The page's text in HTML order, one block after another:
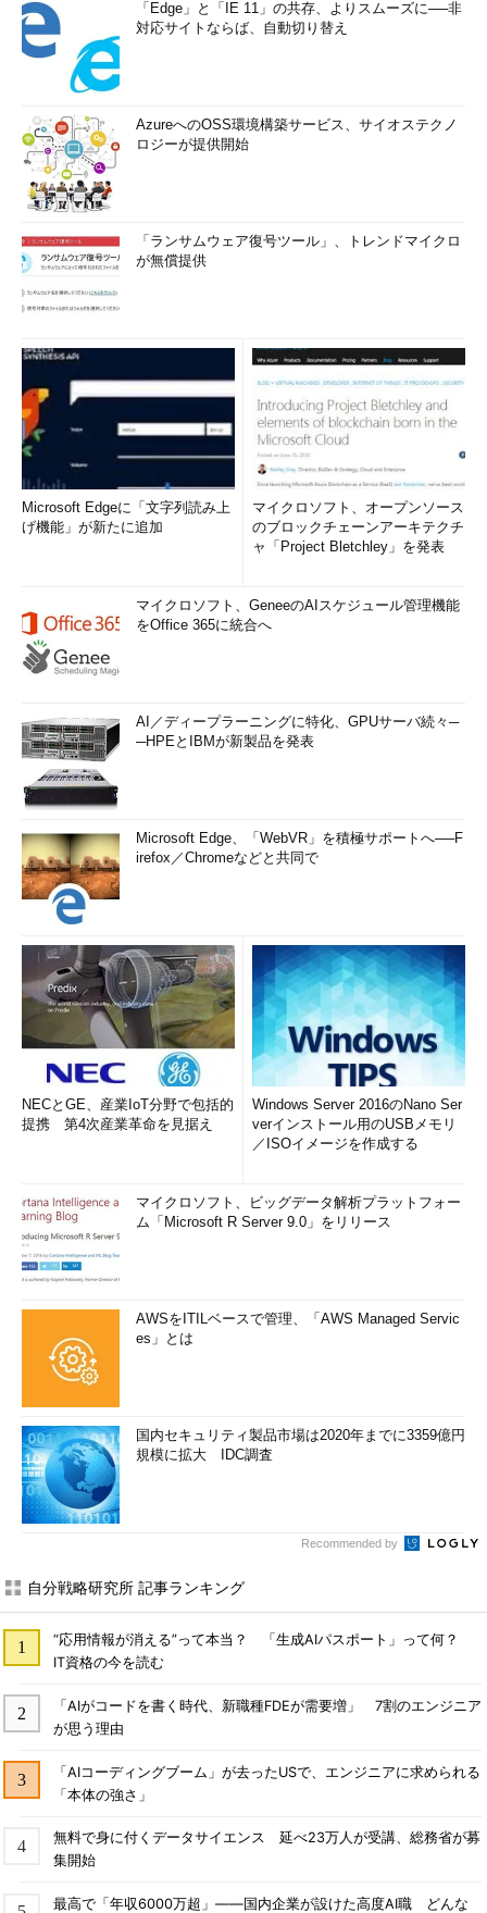
「Edge」と「IE 11」の共存、よりスムーズに──非
対応サイトならば、自動切り替え
AzureへのOSS環境構築サービス、サイオステクノ
ロジーが提供開始
「ランサムウェア復号ツール」、トレンドマイクロ
が無償提供
Microsoft Edgeに「文字列読み上
げ機能」が新たに追加
マイクロソフト、オープンソース
のブロックチェーンアーキテクチ
ャ「Project Bletchley」を発表
マイクロソフト、GeneeのAIスケジュール管理機能
をOffice 365に統合へ
AI／ディープラーニングに特化、GPUサーバ続々─
─HPEとIBMが新製品を発表
Microsoft Edge、「WebVR」を積極サポートへ──F
irefox／Chromeなどと共同で
NECとGE、産業IoT分野で包括的
提携 第4次産業革命を見据え
Windows Server 2016のNano Ser
verインストール用のUSBメモリ
／ISOイメージを作成する
マイクロソフト、ビッグデータ解析プラットフォー
ム「Microsoft R Server 9.0」をリリース
AWSをITILベースで管理、「AWS Managed Servic
es」とは
国内セキュリティ製品市場は2020年までに3359億円
規模に拡大 IDC調査
Recommended by
自分戦略研究所 記事ランキング
“応用情報が消える”って本当？ 「生成AIパスポート」って何？
IT資格の今を読む
「AIがコードを書く時代、新職種FDEが需要増」 7割のエンジニア
が思う理由
「AIコーディングブーム」が去ったUSで、エンジニアに求められる
「本体の強さ」
無料で身に付くデータサイエンス 延べ23万人が受講、総務省が募
集開始
最高で「年収6000万超」――国内企業が設けた高度AI職 どんな